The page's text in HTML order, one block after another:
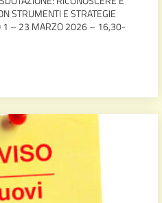
STRUMENTI E STRATEGIE
1 – 23 MARZO 2026 – 16,30-